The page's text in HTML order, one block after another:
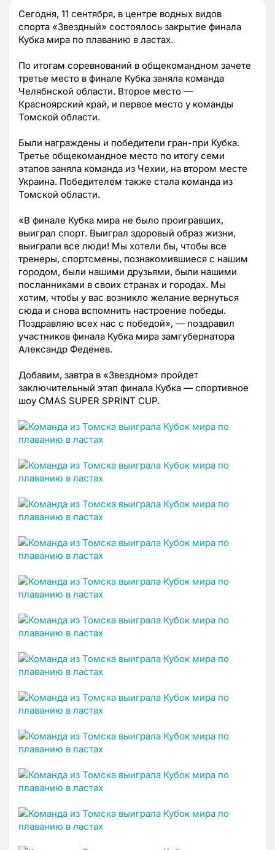
Сегодня, 11 сентября, в центре водных видов
спорта «Звездный» состоялось закрытие финала
Кубка мира по плаванию в ластах.
По итогам соревнований в общекомандном зачете
третье место в финале Кубка заняла команда
Челябнской области. Второе место —
Красноярский край, и первое место у команды
Томской области.
Были награждены и победители гран-при Кубка.
Третье общекомандное место по итогу семи
этапов заняла команда из Чехии, на втором месте
Украина. Победителем также стала команда из
Томской области.
«В финале Кубка мира не было проигравших,
выиграл спорт. Выиграл здоровый образ жизни,
выиграли все люди! Мы хотели бы, чтобы все
тренеры, спортсмены, познакомившиеся с нашим
городом, были нашими друзьями, были нашими
посланниками в своих странах и городах. Мы
хотим, чтобы у вас возникло желание вернуться
сюда и снова вспомнить настроение победы.
Поздравляю всех нас с победой», — поздравил
участников финала Кубка мира замгубернатора
Александр Феденев.
Добавим, завтра в «Звездном» пройдет
заключительный этап финала Кубка — спортивное
шоу CMAS SUPER SPRINT CUP.